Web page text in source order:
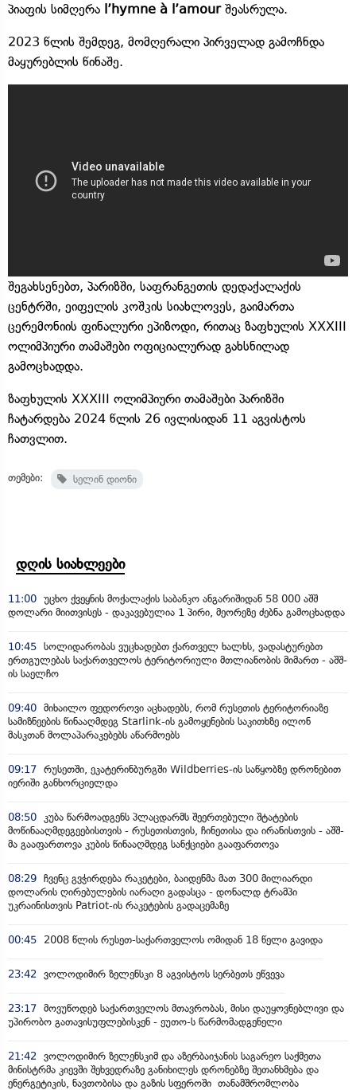
პიაფის სიმღერა l’hymne à l’amourშეასრულა.
2023 წლის შემდეგ, მომღერალი პირველად გამოჩნდა
მაყურებლის წინაშე.
შეგახსენებთ, პარიზში, საფრანგეთის დედაქალაქის
ცენტრში, ეიფელის კოშკის სიახლოვეს, გაიმართა
ცერემონიის ფინალური ეპიზოდი, რითაც ზაფხულის XXXIII
ოლიმპიური თამაშები ოფიციალურად გახსნილად
გამოცხადდა.
ზაფხულის XXXIII ოლიმპიური თამაშები პარიზში
ჩატარდება 2024 წლის 26 ივლისიდან 11 აგვისტოს
ჩათვლით.
თემები: სელინ დიონი
დღის სიახლეები
11:00 უცხო ქვეყნის მოქალაქის საბანკო ანგარიშიდან 58 000 აშშ
დოლარი მიითვისეს - დაკავებულია 1 პირი, მეორეზე ძებნა გამოცხადდა
10:45 სოლიდარობას ვუცხადებთ ქართველ ხალხს, ვადასტურებთ
ერთგულებას საქართველოს ტერიტორიული მთლიანობის მიმართ - აშშ-
ის საელჩო
09:40 მიხაილო ფედოროვი აცხადებს, რომ რუსეთის ტერიტორიაზე
სამიზნეების წინააღმდეგ Starlink-ის გამოყენების საკითხზე ილონ
მასკთან მოლაპარაკებებს აწარმოებს
09:17 რუსეთში, ეკატერინბურგში Wildberries-ის საწყობზე დრონებით
იერიში განხორციელდა
08:50
კუბა წარმოადგენს პლაცდარმს შეერთებული შტატების
მოწინააღმდეგეებისთვის - რუსეთისთვის, ჩინეთისა და ირანისთვის - აშშ-
მა გააფართოვა კუბის წინააღმდეგ სანქციები გააფართოვა
08:29 ჩვენც გვჭირდება რაკეტები, ბაიდენმა მათ 300 მილიარდი
დოლარის ღირებულების იარაღი გადასცა - დონალდ ტრამპი
უკრაინისთვის Patriot-ის რაკეტების გადაცემაზე
00:45 2008 წლის რუსეთ-საქართველოს ომიდან 18 წელი გავიდა
23:42 ვოლოდიმირ ზელენსკი 8 აგვისტოს სერბეთს ეწვევა
23:17 მოვუწოდებ საქართველოს მთავრობას, მისი დაუყოვნებლივი და
უპირობო გათავისუფლებისკენ - ეუთო-ს წარმომადგენელი
21:42
ვოლოდიმირ ზელენსკიმ და აზერბაიჯანის საგარეო საქმეთა
მინისტრმა კიევში შეხვედრაზე განიხილეს დრონებზე შეთანხმება და
ენერგეტიკის, ნავთობისა და გაზის სფეროში თანამშრომლობა